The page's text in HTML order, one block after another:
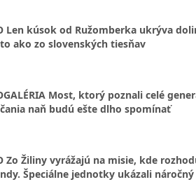
Len kúsok od Ružomberka ukrýva
ako zo slovenských tiesňav
Most, ktorý poznali celé
naň budú ešte dlho spomínať
Zo Žiliny vyrážajú na misie, kde
Špeciálne jednotky ukázali